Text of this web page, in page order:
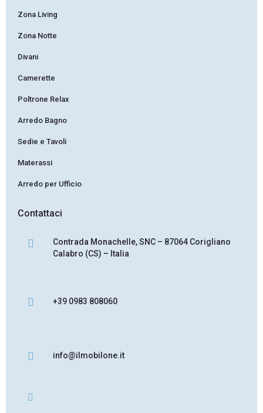
Zona Living
Zona Notte
Divani
Camerette
Poltrone Relax
Arredo Bagno
Sedie e Tavoli
Materassi
Arredo per Ufficio
Contattaci
Contrada Monachelle, SNC – 87064 Corigliano
Calabro (CS) – Italia
+39 0983 808060
info@ilmobilone.it